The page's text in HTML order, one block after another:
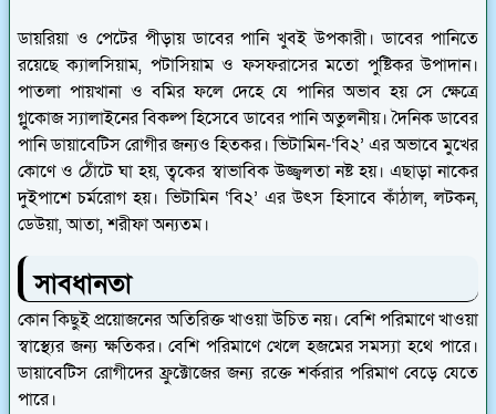
ডায়রিয়া ও পেটের পীড়ায় ডাবের পানি খুবই উপকারী। ডাবের পানিতে
রয়েছে ক্যালসিয়াম, পটাসিয়াম ও ফসফরাসের মতো পুষ্টিকর উপাদান।
পাতলা পায়খানা ও বমির ফলে দেহে যে পানির অভাব হয় সে ক্ষেত্রে
গ্লুকোজ স্যালাইনের বিকল্প হিসেবে ডাবের পানি অতুলনীয়। দৈনিক ডাবের
পানি ডায়াবেটিস রোগীর জন্যও হিতকর। ভিটামিন-‘বি২’ এর অভাবে মুখের
কোণে ও ঠোঁটে ঘা হয়, ত্বকের স্বাভাবিক উজ্জ্বলতা নষ্ট হয়। এছাড়া নাকের
দুইপাশে চর্মরোগ হয়। ভিটামিন ‘বি২’ এর উৎস হিসাবে কাঁঠাল, লটকন,
ডেউয়া, আতা, শরীফা অন্যতম।
সাবধানতা
কোন কিছুই প্রয়োজনের অতিরিক্ত খাওয়া উচিত নয়। বেশি পরিমাণে খাওয়া
স্বাস্থ্যের জন্য ক্ষতিকর। বেশি পরিমাণে খেলে হজমের সমস্যা হথে পারে।
ডায়াবেটিস রোগীদের ফ্রুক্টোজের জন্য রক্তে শর্করার পরিমাণ বেড়ে যেতে
পারে।